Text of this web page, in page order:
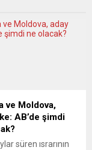
ve Moldova,
AB’de şimdi
süren ısrarının